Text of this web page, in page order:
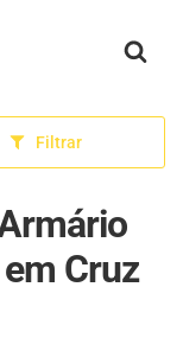
Filtrar
Cruz